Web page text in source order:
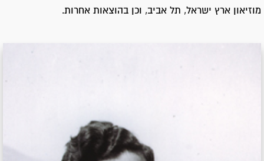
מוזיאון ארץ ישראל, תל אביב, וכן בהוצאות אחרות.